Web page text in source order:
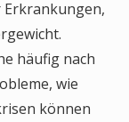
Erkrankungen,
häufig nach
wie
können